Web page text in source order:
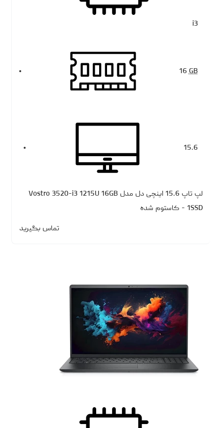
i3
16GB
15.6
لپ تاپ 15.6 اینچی دل مدل Vostro 3520-i3 1215U 16GB
1SSD - کاستوم شده
تماس بگیرید